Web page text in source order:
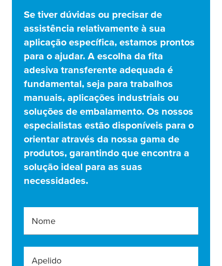
Se tiver dúvidas ou precisar de
assistência relativamente à sua
aplicação específica, estamos prontos
para o ajudar. A escolha da fita
adesiva transferente adequada é
fundamental, seja para trabalhos
manuais, aplicações industriais ou
soluções de embalamento. Os nossos
especialistas estão disponíveis para o
orientar através da nossa gama de
produtos, garantindo que encontra a
solução ideal para as suas
necessidades.
Nome
Apelido